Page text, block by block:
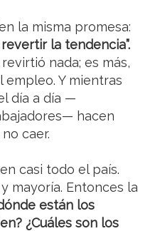
la misma promesa:
la tendencia”.
nada; es más,
Y mientras
día a día —
hacen
caer.
casi todo el país.
mayoría. Entonces la
están los
¿Cuáles son los